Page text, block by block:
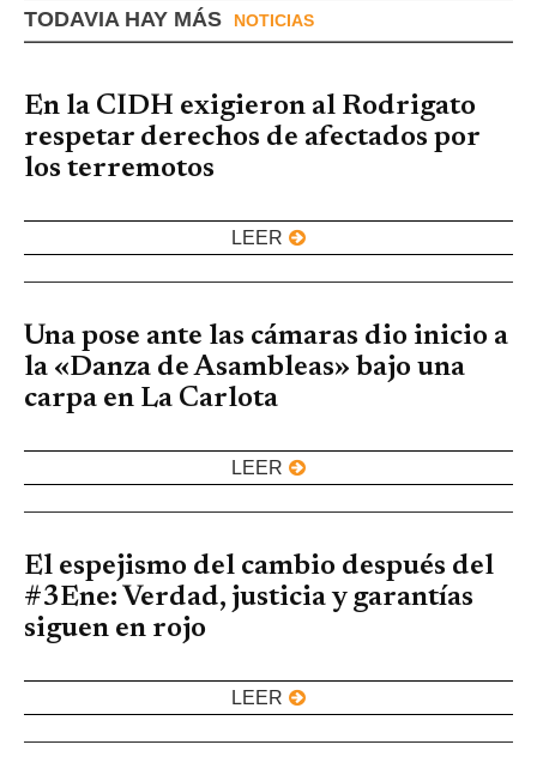
TODAVIA HAY MÁS NOTICIAS
En la CIDH exigieron al Rodrigato
respetar derechos de afectados por
los terremotos
LEER
Una pose ante las cámaras dio inicio a
la «Danza de Asambleas» bajo una
carpa en La Carlota
LEER
El espejismo del cambio después del
#3Ene: Verdad, justicia y garantías
siguen en rojo
LEER